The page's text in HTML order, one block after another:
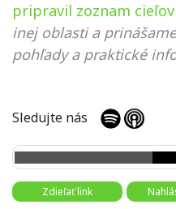
pripravil zoznam cieľov
inej oblasti a
pohľady a praktické
Sledujte nás
Zdieľať link